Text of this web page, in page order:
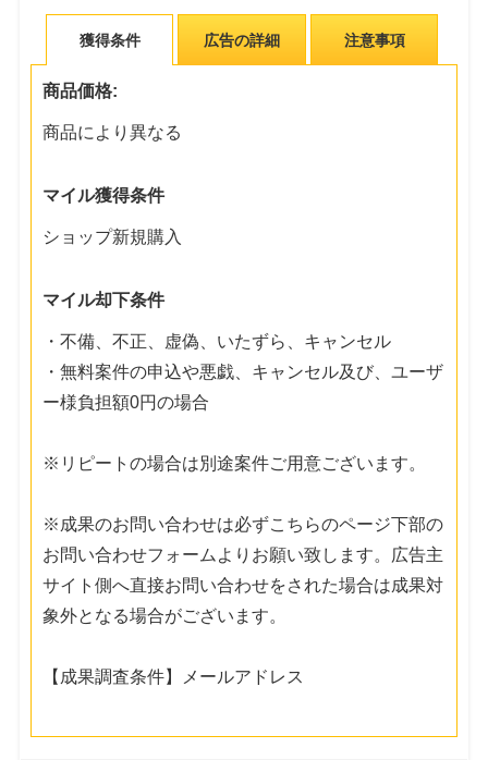
獲得条件 広告の詳細 注意事項
商品価格:
商品により異なる
マイル獲得条件
ショップ新規購入
マイル却下条件
・不備、不正、虚偽、いたずら、キャンセル
・無料案件の申込や悪戯、キャンセル及び、ユーザ
ー様負担額0円の場合
※リピートの場合は別途案件ご用意ございます。
※成果のお問い合わせは必ずこちらのページ下部の
お問い合わせフォームよりお願い致します。広告主
サイト側へ直接お問い合わせをされた場合は成果対
象外となる場合がございます。
【成果調査条件】メールアドレス